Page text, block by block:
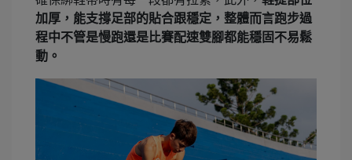
加厚，能支撐足部的貼合跟穩定，整體而言跑步過
程中不管是慢跑還是比賽配速雙腳都能穩固不易鬆
動。